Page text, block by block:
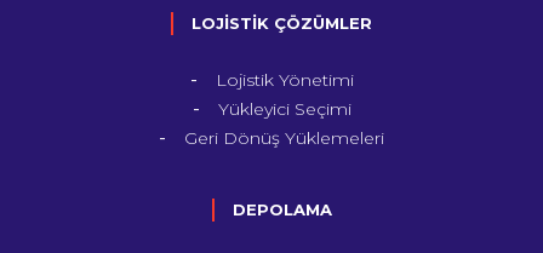
LOJİSTİK ÇÖZÜMLER
Lojistik Yönetimi
Yükleyici Seçimi
Geri Dönüş Yüklemeleri
DEPOLAMA